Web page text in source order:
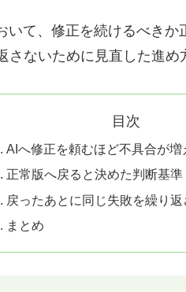
いて、修正を続けるべきか
ないために見直した進め
目次
AIへ修正を頼むほど不具合が増
正常版へ戻ると決めた判断基準
戻ったあとに同じ失敗を繰り
まとめ